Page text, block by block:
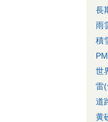
長
雨
積
世
雷
道
黄